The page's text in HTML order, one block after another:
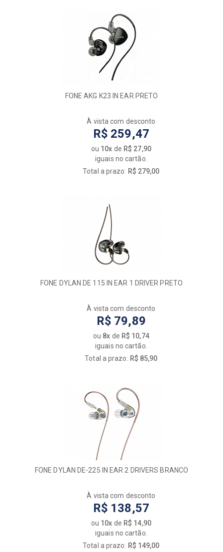
FONE AKG K23 IN EAR PRETO
À vista com desconto
R$ 259,47
ou 10x de R$ 27,90
iguais no cartão.
Total a prazo: R$ 279,00
FONE DYLAN DE 115 IN EAR 1 DRIVER PRETO
À vista com desconto
R$ 79,89
ou 8x de R$ 10,74
iguais no cartão.
Total a prazo: R$ 85,90
FONE DYLAN DE-225 IN EAR 2 DRIVERS BRANCO
À vista com desconto
R$ 138,57
ou 10x de R$ 14,90
iguais no cartão.
Total a prazo: R$ 149,00